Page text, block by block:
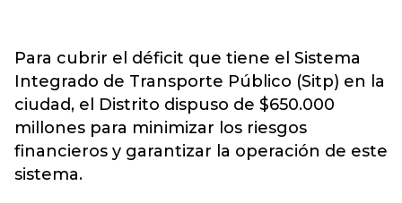
Para cubrir el déficit que tiene el Sistema
Integrado de Transporte Público (Sitp) en la
ciudad, el Distrito dispuso de $650.000
millones para minimizar los riesgos
financieros y garantizar la operación de este
sistema.